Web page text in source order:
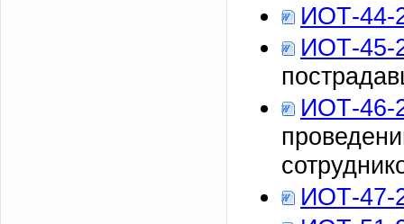
ИОТ-44-
ИОТ-45-
ИОТ-46-
ИОТ-47-